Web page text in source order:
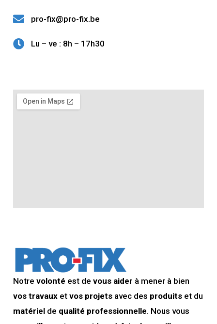
Notre volonté est de vous aider à mener à bien
vos travauxet vos projetsavec des produitset du
matérielde qualité professionnelle. Nous vous
pro-fix@pro-fix.be
Lu – ve : 8h – 17h30